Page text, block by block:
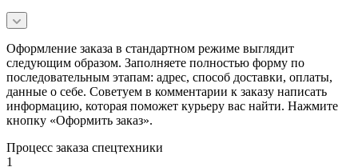
Оформление заказа в стандартном режиме выглядит
следующим образом. Заполняете полностью форму по
последовательным этапам: адрес, способ доставки, оплаты,
данные о себе. Советуем в комментарии к заказу написать
информацию, которая поможет курьеру вас найти. Нажмите
кнопку «Оформить заказ».
Процесс заказа спецтехники
1